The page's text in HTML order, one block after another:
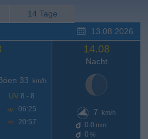
14 Tage
13.08.2026
33 km/h
UV 8 - 8
06:25
20:57
14.08
Nacht
7 km/h
0.0 mm
0 %